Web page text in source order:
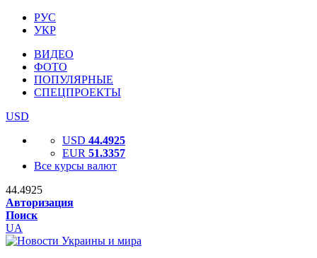
РУС
УКР
ВИДЕО
ФОТО
ПОПУЛЯРНЫЕ
СПЕЦПРОЕКТЫ
USD
USD 44.4925
EUR 51.3357
Все курсы валют
44.4925
Авторизация
Поиск
UA